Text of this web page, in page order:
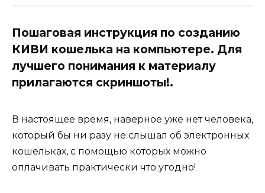
Пошаговая инструкция по созданию
КИВИ кошелька на компьютере. Для
лучшего понимания к материалу
прилагаются скриншоты!.
В настоящее время, наверное уже нет человека,
который бы ни разу не слышал об электронных
кошельках, с помощью которых можно
оплачивать практически что угодно!